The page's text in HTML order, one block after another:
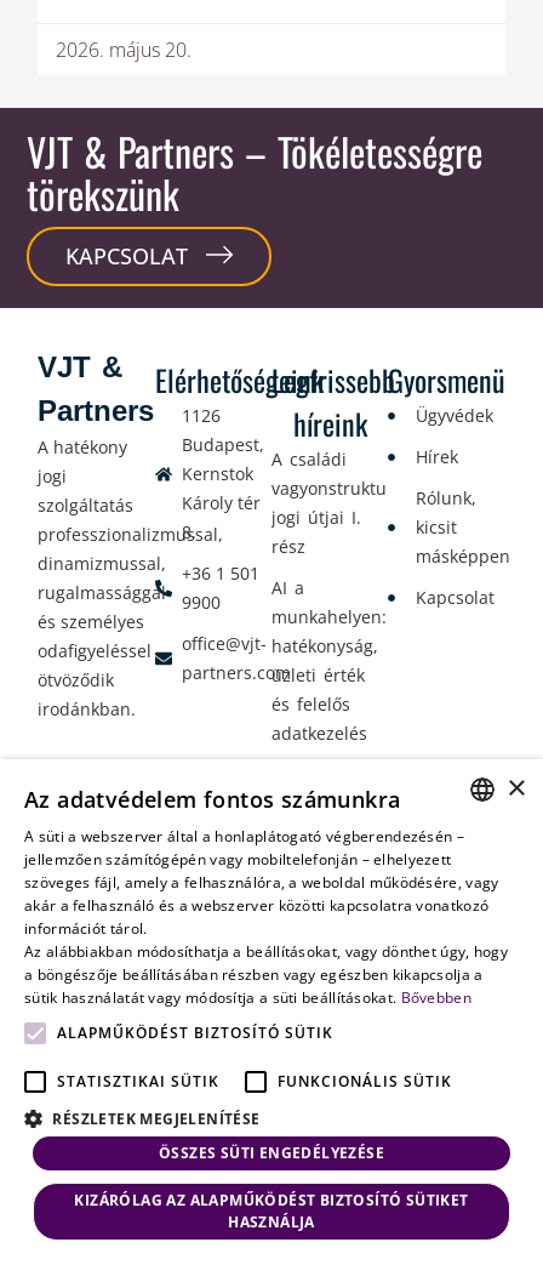
2026. május 20.
VJT & Partners – Tökéletességre
törekszünk
KAPCSOLAT
Elérhetőségeink
1126
Budapest,
Kernstok
Károly tér
8.
+36 1 501
9900
office@vjt-
partners.com
Legfrissebb
híreink
A családi
vagyonstrukturálás
jogi útjai I.
rész
AI a
munkahelyen:
hatékonyság,
üzleti érték
és felelős
adatkezelés
amikor a jövő
nem a
véletlenen
múlik
Gyorsmenü
Ügyvédek
Hírek
Rólunk,
kicsit
másképpen
Kapcsolat
VJT &
Partners
A hatékony
jogi
szolgáltatás
professzionalizmussal,
dinamizmussal,
rugalmassággal
és személyes
odafigyeléssel
ötvöződik
irodánkban.
HUNGARIAN
ENGLISH
×
Az adatvédelem fontos számunkra
A süti a webszerver által a honlaplátogató végberendezésén –
jellemzően számítógépén vagy mobiltelefonján – elhelyezett
szöveges fájl, amely a felhasználóra, a weboldal működésére, vagy
akár a felhasználó és a webszerver közötti kapcsolatra vonatkozó
információt tárol.
Az alábbiakban módosíthatja a beállításokat, vagy dönthet úgy, hogy
a böngészője beállításában részben vagy egészben kikapcsolja a
sütik használatát vagy módosítja a süti beállításokat. Bővebben
ALAPMŰKÖDÉST BIZTOSÍTÓ SÜTIK
STATISZTIKAI SÜTIK
FUNKCIONÁLIS SÜTIK
RÉSZLETEK MEGJELENÍTÉSE
ÖSSZES SÜTI ENGEDÉLYEZÉSE
KIZÁRÓLAG AZ ALAPMŰKÖDÉST BIZTOSÍTÓ SÜTIKET
HASZNÁLJA